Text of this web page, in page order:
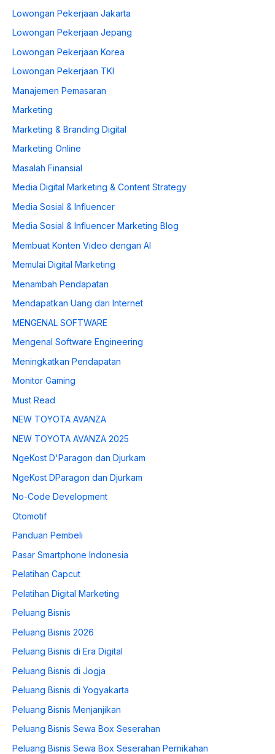
Lowongan Pekerjaan Jakarta
Lowongan Pekerjaan Jepang
Lowongan Pekerjaan Korea
Lowongan Pekerjaan TKI
Manajemen Pemasaran
Marketing
Marketing & Branding Digital
Marketing Online
Masalah Finansial
Media Digital Marketing & Content Strategy
Media Sosial & Influencer
Media Sosial & Influencer Marketing Blog
Membuat Konten Video dengan AI
Memulai Digital Marketing
Menambah Pendapatan
Mendapatkan Uang dari Internet
MENGENAL SOFTWARE
Mengenal Software Engineering
Meningkatkan Pendapatan
Monitor Gaming
Must Read
NEW TOYOTA AVANZA
NEW TOYOTA AVANZA 2025
NgeKost D'Paragon dan Djurkam
NgeKost DParagon dan Djurkam
No-Code Development
Otomotif
Panduan Pembeli
Pasar Smartphone Indonesia
Pelatihan Capcut
Pelatihan Digital Marketing
Peluang Bisnis
Peluang Bisnis 2026
Peluang Bisnis di Era Digital
Peluang Bisnis di Jogja
Peluang Bisnis di Yogyakarta
Peluang Bisnis Menjanjikan
Peluang Bisnis Sewa Box Seserahan
Peluang Bisnis Sewa Box Seserahan Pernikahan